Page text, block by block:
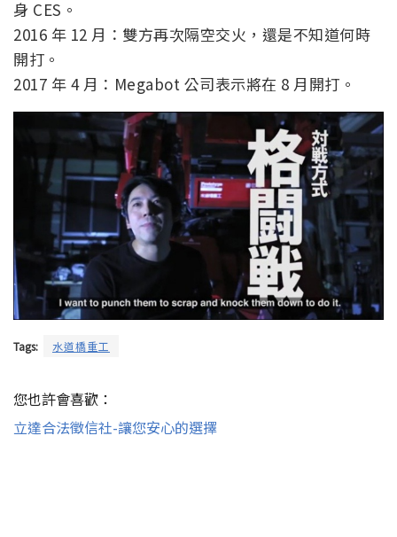
身 CES。
2016 年 12 月：雙方再次隔空交火，還是不知道何時
開打。
2017 年 4 月：Megabot 公司表示將在 8 月開打。
Tags: 水道橋重工
您也許會喜歡：
立達合法徵信社-讓您安心的選擇